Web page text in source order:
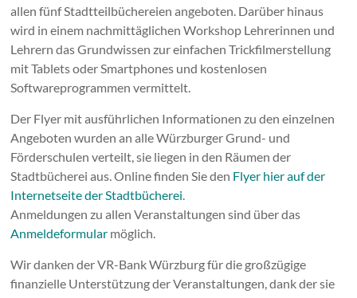
allen fünf Stadtteilbüchereien angeboten. Darüber hinaus
wird in einem nachmittäglichen Workshop Lehrerinnen und
Lehrern das Grundwissen zur einfachen Trickfilmerstellung
mit Tablets oder Smartphones und kostenlosen
Softwareprogrammen vermittelt.
Der Flyer mit ausführlichen Informationen zu den einzelnen
Angeboten wurden an alle Würzburger Grund- und
Förderschulen verteilt, sie liegen in den Räumen der
Stadtbücherei aus. Online finden Sie den Flyer hier auf der
Internetseite der Stadtbücherei
Anmeldungen zu allen Veranstaltungen sind über das
Anmeldeformular möglich.
Wir danken der VR-Bank Würzburg für die großzügige
finanzielle Unterstützung der Veranstaltungen, dank der sie